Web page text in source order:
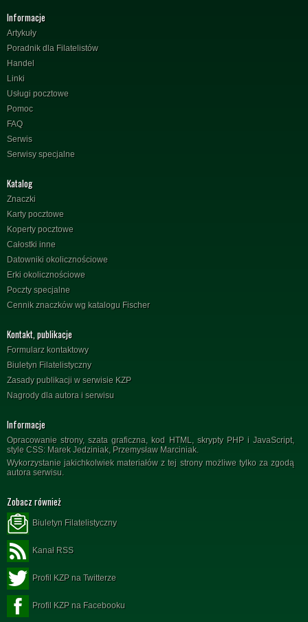
Informacje
Artykuły
Poradnik dla Filatelistów
Handel
Linki
Usługi pocztowe
Pomoc
FAQ
Serwis
Serwisy specjalne
Katalog
Znaczki
Karty pocztowe
Koperty pocztowe
Całostki inne
Datowniki okolicznościowe
Erki okolicznościowe
Poczty specjalne
Cennik znaczków wg katalogu Fischer
Kontakt, publikacje
Formularz kontaktowy
Biuletyn Filatelistyczny
Zasady publikacji w serwisie KZP
Nagrody dla autora i serwisu
Informacje
Opracowanie strony, szata graficzna, kod HTML, skrypty PHP i JavaScript,
style CSS: Marek Jedziniak, Przemysław Marciniak.
Wykorzystanie jakichkolwiek materiałów z tej strony możliwe tylko za zgodą
autora serwisu.
Zobacz również
Biuletyn Filatelistyczny
Kanał RSS
Profil KZP na Twitterze
Profil KZP na Facebooku